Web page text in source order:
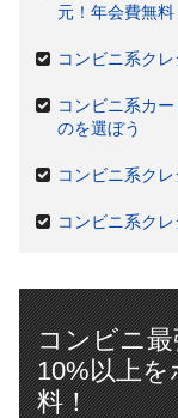
元！年会費無料
コンビニ系ク
コンビニ系カ
のを選ぼう
コンビニ系ク
コンビニ系ク
コンビニ
10%以上
料！